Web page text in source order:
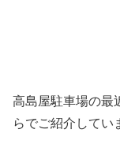
高島屋駐車場の最
らでご紹介してい